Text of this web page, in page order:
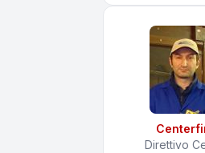
Direttivo